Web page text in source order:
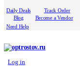
Daily Deals
Track Order
Blog
Become a Vendor
Need Help
Log in